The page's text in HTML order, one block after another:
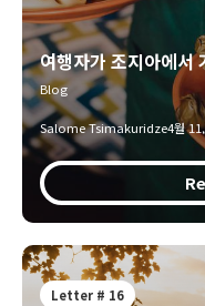
여행자가 조지아에서
Blog
Salome Tsimakuridze4월
Letter # 16